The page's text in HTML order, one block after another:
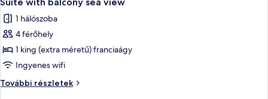
következő
szoba
összes
képének
megtekintése:
Suite
with
1 hálószoba
4 férőhely
1 king (extra méretű) franciaágy
Ingyenes wifi
További részletek
Suite